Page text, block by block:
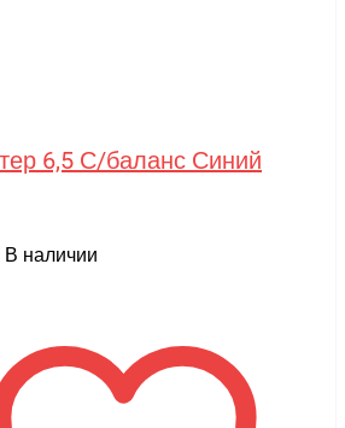
6,5 С/баланс Синий
В наличии